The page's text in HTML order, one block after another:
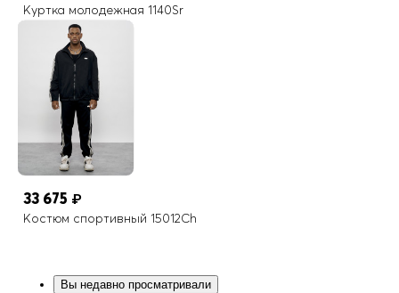
Куртка молодежная 1140Sr
33 675 ₽
Костюм спортивный 15012Ch
Вы недавно просматривали